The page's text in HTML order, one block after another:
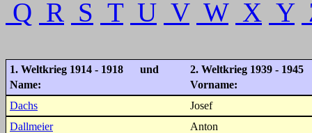
Q R S T U V W X Y
1. Weltkrieg 1914 - 1918 und
2. Weltkrieg 1939 - 1945
Name:
Vorname:
Dachs
Josef
Dallmeier
Anton